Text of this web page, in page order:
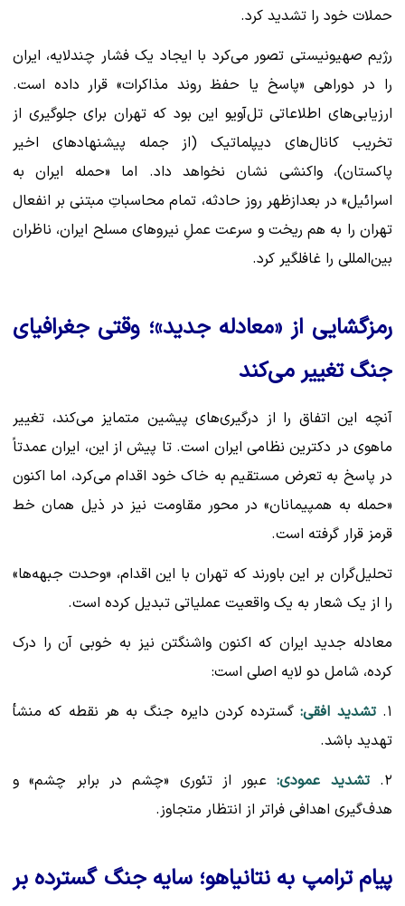
حملات خود را تشدید کرد.
رژیم صهیونیستی تصور می‌کرد با ایجاد یک فشار چندلایه، ایران
را در دوراهی «پاسخ یا حفظ روند مذاکرات» قرار داده است.
ارزیابی‌های اطلاعاتی تل‌آویو این بود که تهران برای جلوگیری از
تخریب کانال‌های دیپلماتیک (از جمله پیشنهادهای اخیر
پاکستان)، واکنشی نشان نخواهد داد. اما «حمله ایران به
اسرائیل» در بعدازظهر روز حادثه، تمام محاسباتِ مبتنی بر انفعال
تهران را به هم ریخت و سرعت عملِ نیروهای مسلح ایران، ناظران
بین‌المللی را غافلگیر کرد.
رمزگشایی از «معادله جدید»؛ وقتی جغرافیای
جنگ تغییر می‌کند
آنچه این اتفاق را از درگیری‌های پیشین متمایز می‌کند، تغییر
ماهوی در دکترین نظامی ایران است. تا پیش از این، ایران عمدتاً
در پاسخ به تعرض مستقیم به خاک خود اقدام می‌کرد، اما اکنون
«حمله به همپیمانان» در محور مقاومت نیز در ذیل همان خط
قرمز قرار گرفته است.
تحلیل‌گران بر این باورند که تهران با این اقدام، «وحدت جبهه‌ها»
را از یک شعار به یک واقعیت عملیاتی تبدیل کرده است.
معادله جدید ایران که اکنون واشنگتن نیز به خوبی آن را درک
کرده، شامل دو لایه اصلی است:
۱. تشدید افقی:گسترده کردن دایره جنگ به هر نقطه که منشأ
تهدید باشد.
۲.
تشدید عمودی:عبور از تئوری «چشم در برابر چشم» و
هدف‌گیری اهدافی فراتر از انتظار متجاوز.
پیام ترامپ به نتانیاهو؛ سایه جنگ گسترده بر